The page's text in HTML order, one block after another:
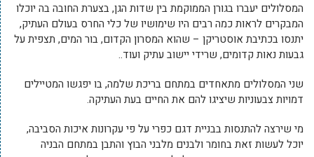
המסלולים יעברו בגורן הממוקמת בין שדות הגן, בצערת החובה בה יוכלו
המבקרים לראות כמה רבים היו שימושיו של כלי החרס בעולם העתיק,
יתנסו בכתיבת אוסטריקן – שהוא המסרון הקדום, בור המים, תצפית על
גבעות נאות קדומים, שרידי יישוב עתיק ועוד..
שני המסלולים מתאחדים במתחם בריכת שלמה, בו יפגשו המטיילים
דמויות צבעוניות שיציגו להם את החיים בעת העתיקה.
מי שירצה להתנסות בבניית דגם כפרי על פי עקרונות איכות הסביבה,
יוכל לעשות זאת בחומר ולבנים מלבני הבוץ והתבן במתחם הבניה